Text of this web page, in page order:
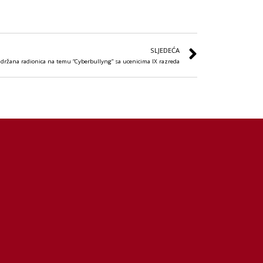
SLJEDEĆA
radionica na temu “Cyberbullyng” sa ucenicima IX razreda